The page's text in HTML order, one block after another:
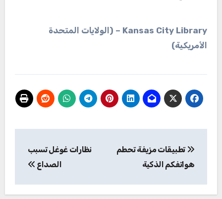
Kansas City Library – (الولايات المتحدة
الأمريكية)
المقالات
تطبيقات مزيفة تحطم
هواتفكم الذكية
نظارات غوغل تسبب
الصداع